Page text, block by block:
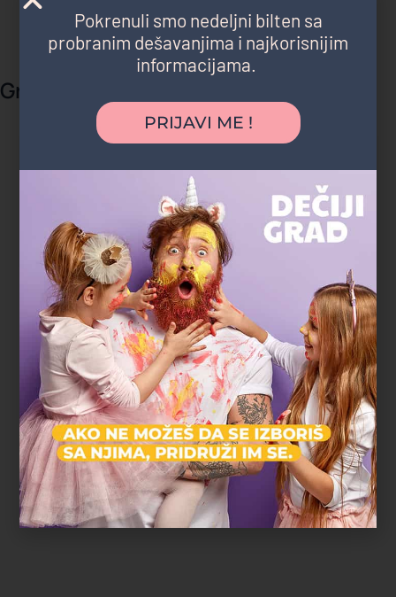
Gradski parkovi i šume
"Deca su satima trčala, istraživala i igrala se,
a čim smo stigli kući su popadali od umora.
Ovo je bio najopušteniji rođendan koji
pamtimo."
Magdalena P.
Zvezdara
tatasaurus
Pokrenuli smo nedeljni bilten sa
probranim dešavanjima i najkorisnijim
informacijama.
PRIJAVI ME !